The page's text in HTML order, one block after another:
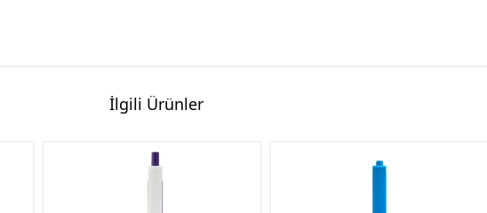
İlgili Ürünler